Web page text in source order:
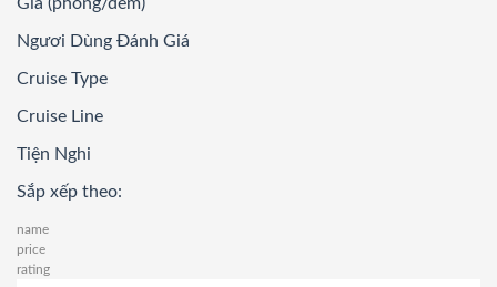
Ngươi Dùng Đánh Giá
Cruise Type
Cruise Line
Tiện Nghi
Sắp xếp theo:
name
price
rating